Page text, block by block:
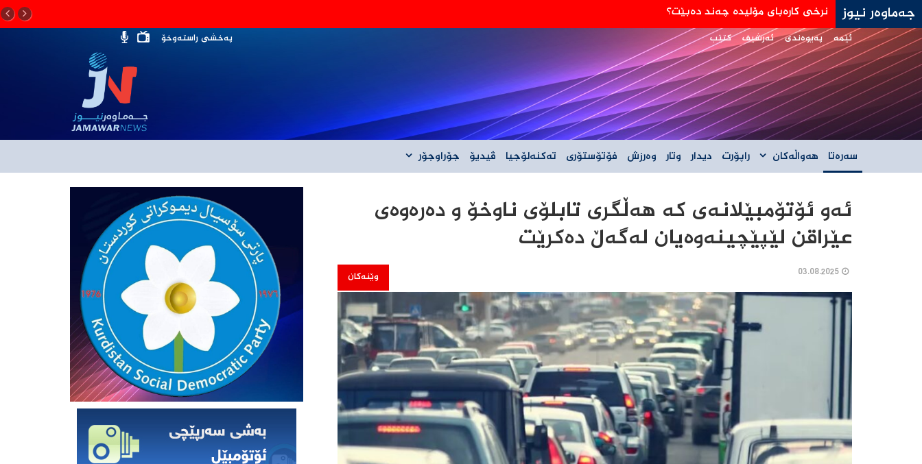
جەماوەر نیوز جه‌ی دی ڤانس: هێڵی سورمان له‌دانوستانه‌كان له‌گه‌ڵ ئێران نیه‌
ئێمە پەیوەندی ئەرشیف کتێب پەخشی راستەوخۆ
سەرەتا هەواڵەکان راپۆرت دیدار وتار وەرزش فۆتۆستۆری تەکنەلۆجیا ڤیدیۆ جۆراوجۆر
ئەو ئۆتۆمبێلانەی کە هەڵگری تابلۆی ناوخۆ و دەرەوەی
عێراقن لێپێچینەوەیان لەگەڵ دەکرێت
وێنەکان